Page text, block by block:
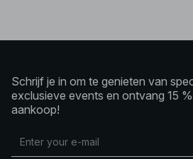
Schrijf je in om te genieten van
exclusieve events en ontvang 15
aankoop!